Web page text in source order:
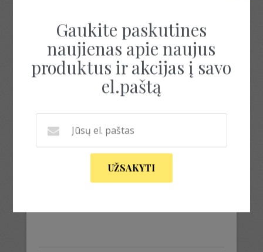
megztas paltukas
Gaukite paskutines
naujienas apie naujus
produktus ir akcijas į savo
el.paštą
UŽSAKYTI